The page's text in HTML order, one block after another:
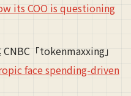
its COO is questioning
「tokenmaxxing」
face spending-driven